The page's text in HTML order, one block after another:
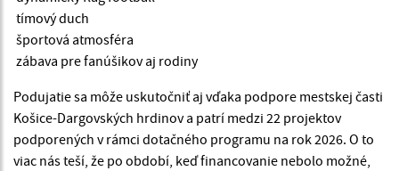
tímový duch
športová atmosféra
zábava pre fanúšikov aj rodiny
Podujatie sa môže uskutočniť aj vďaka podpore mestskej časti
Košice-Dargovských hrdinov a patrí medzi 22 projektov
podporených v rámci dotačného programu na rok 2026. O to
viac nás teší, že po období, keď financovanie nebolo možné,